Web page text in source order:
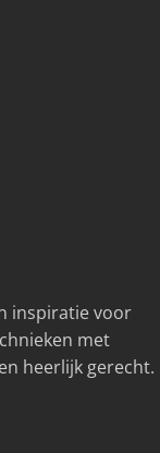
inspiratie voor
met
heerlijk gerecht.